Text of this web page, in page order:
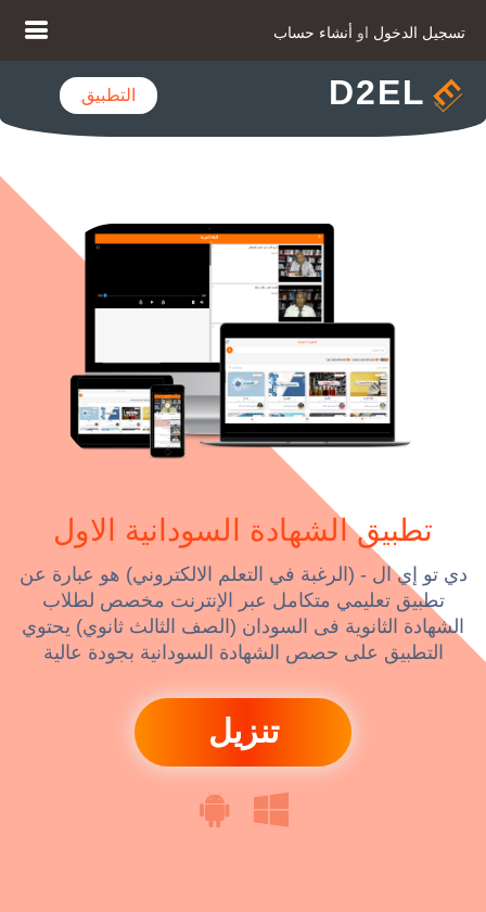
تسجيل الدخول او أنشاء حساب
D2EL التطبيق
تطبيق الشهادة السودانية الاول
دي تو إي ال - (الرغبة في التعلم الالكتروني) هو عبارة عن
تطبيق تعليمي متكامل عبر الإنترنت مخصص لطلاب
الشهادة الثانوية فى السودان (الصف الثالث ثانوي) يحتوي
التطبيق على حصص الشهادة السودانية بجودة عالية
تنزيل